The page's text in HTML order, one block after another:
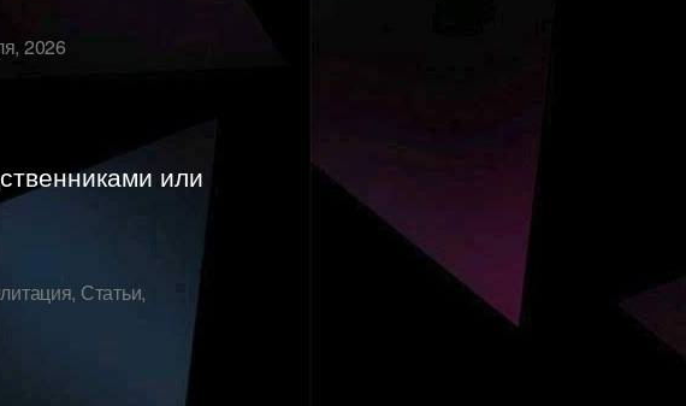
2026
или
, Статьи,